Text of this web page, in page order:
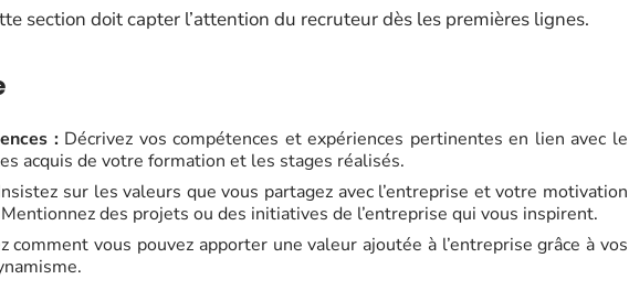
section doit capter l’attention du recruteur dès les premières lignes.
:Décrivez vos compétences et expériences pertinentes en lien avec le
acquis de votre formation et les stages réalisés.
sur les valeurs que vous partagez avec l’entreprise et votre motivation
des projets ou des initiatives de l’entreprise qui vous inspirent.
comment vous pouvez apporter une valeur ajoutée à l’entreprise grâce à vos